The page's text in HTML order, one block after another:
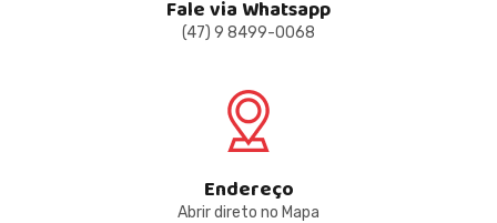
Fale via Whatsapp
(47) 9 8499-0068
Endereço
Abrir direto no Mapa